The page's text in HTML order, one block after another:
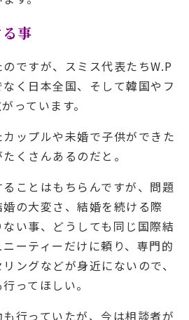
事
ですが、スミス代表たちW.P
く日本全国、そして韓国やフ
っています。
ップルや未婚で子供ができた
くさんあるのだと。
ことはもちらんですが、問題
の大変さ、結婚を続ける際
い事、どうしても同じ国際結
ーティーだけに頼り、専門的
ングなどが身近にないので、
ってほしい。
行っていたが、今は相談者が